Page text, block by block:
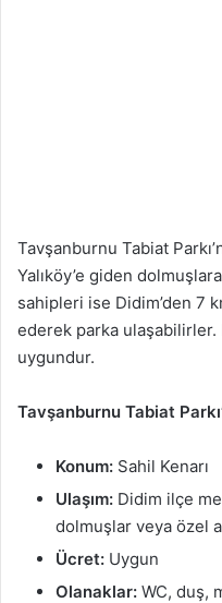
Tavşanburnu Tabiat
Yalıköy’e giden
sahipleri ise Didim’den 7
ederek parka
uygundur.
Tavşanburnu Tabiat
Konum: Sahil Kenarı
Ulaşım: Didim ilçe
dolmuşlar veya özel
Ücret: Uygun
Olanaklar: WC, duş,